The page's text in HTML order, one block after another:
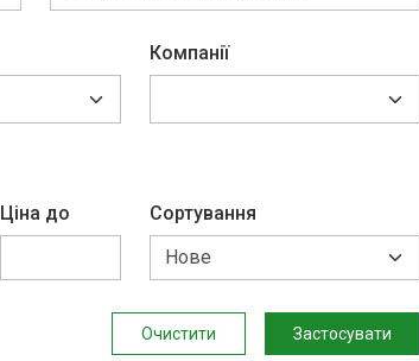
Компанії
Ціна до Сортування
Очистити Застосувати